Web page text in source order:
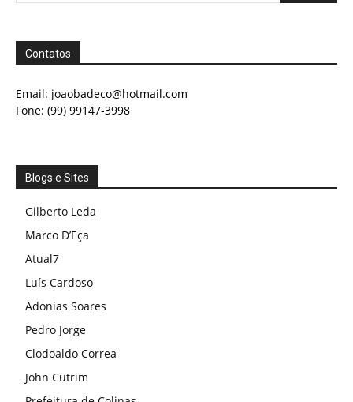
Contatos
Email: joaobadeco@hotmail.com
Fone: (99) 99147-3998
Blogs e Sites
Gilberto Leda
Marco D’Eça
Atual7
Luís Cardoso
Adonias Soares
Pedro Jorge
Clodoaldo Correa
John Cutrim